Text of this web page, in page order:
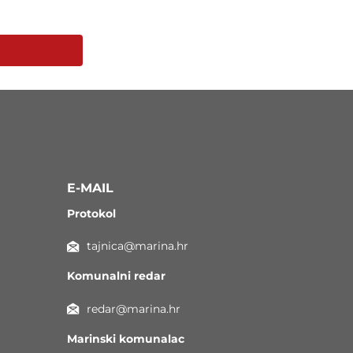
E-MAIL
Protokol
tajnica@marina.hr
Komunalni redar
redar@marina.hr
Marinski komunalac